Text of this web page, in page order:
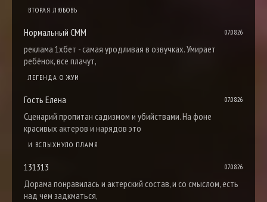
ВТОРАЯ ЛЮБОВЬ
Нормальный СММ 07.08.26
реклама 1хбет - самая уродливая в озвучках. Умирает
ребёнок, все плачут,
ЛЕГЕНДА О ЖУИ
Гость Елена 07.08.26
Сценарий пропитан садизмом и убийствами. На фоне
красивых актеров и нарядов это
И ВСПЫХНУЛО ПЛАМЯ
131313 07.08.26
Дорама понравилась и актерский состав, и со смыслом, есть
над чем задкматься,